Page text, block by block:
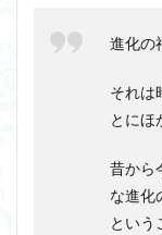
進化の
それは
とにほ
昔から
な進化
という